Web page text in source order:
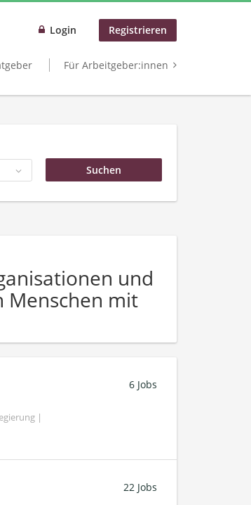
Login Registrieren
Für Arbeitgeber:innen
und
Menschen mit
|
6 Jobs
22 Jobs